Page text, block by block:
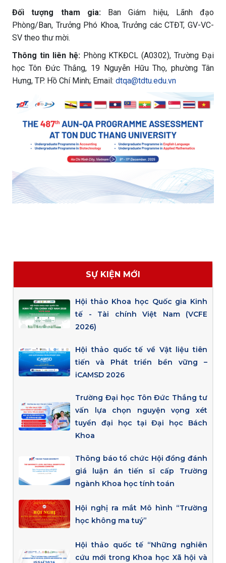
Đối tượng tham gia:Ban Giám hiệu, Lãnh đạo
Phòng/Ban, Trưởng Phó Khoa, Trưởng các CTĐT, GV-VC-
SV theo thư mời.
Thông tin liên hệ:Phòng KTKĐCL (A0302), Trường Đại
học Tôn Đức Thắng, 19 Nguyễn Hữu Thọ, phường Tân
Hưng, TP. Hồ Chí Minh; Email: dtqa@tdtu.edu.vn
SỰ KIỆN MỚI
Hội thảo Khoa học Quốc gia Kinh
tế - Tài chính Việt Nam (VCFE
2026)
Hội thảo quốc tế về Vật liệu tiên
tiến và Phát triển bền vững –
iCAMSD 2026
Trường Đại học Tôn Đức Thắng tư
vấn lựa chọn nguyện vọng xét
tuyển đại học tại Đại học Bách
Khoa
Thông báo tổ chức Hội đồng đánh
giá luận án tiến sĩ cấp Trường
ngành Khoa học tính toán
Hội nghị ra mắt Mô hình “Trường
học không ma tuý”
Hội thảo quốc tế “Những nghiên
cứu mới trong Khoa học Xã hội và